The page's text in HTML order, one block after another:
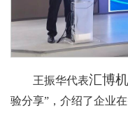
王振华代表汇博
验分享”，介绍了企业